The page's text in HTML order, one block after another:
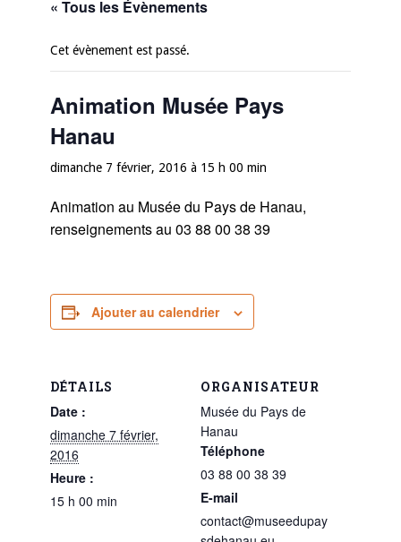
« Tous les Évènements
Cet évènement est passé.
Animation Musée Pays
Hanau
dimanche 7 février, 2016 à 15 h 00 min
Animation au Musée du Pays de Hanau,
renseignements au 03 88 00 38 39
Ajouter au calendrier
DÉTAILS
Date :
dimanche 7 février,
2016
Heure :
15 h 00 min
ORGANISATEUR
Musée du Pays de
Hanau
Téléphone
03 88 00 38 39
E-mail
contact@museedupay